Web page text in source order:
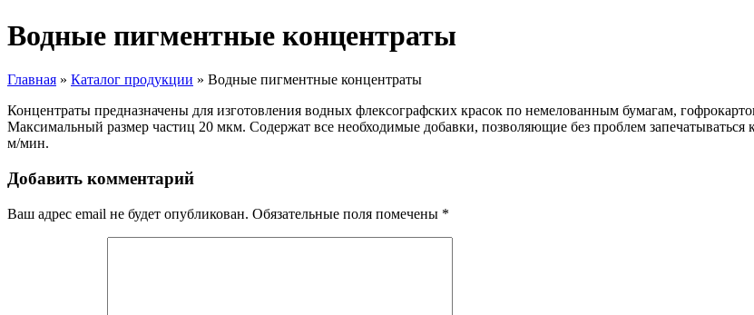
Водные пигментные концентраты
Главная » Каталог продукции » Водные пигментные концентраты
Концентраты предназначены для изготовления водных флексографских красок по немелованным бумагам,
Максимальный размер частиц 20 мкм. Содержат все необходимые добавки, позволяющие без проблем запечатываться
м/мин.
Добавить комментарий
Ваш адрес email не будет опубликован. Обязательные поля помечены *